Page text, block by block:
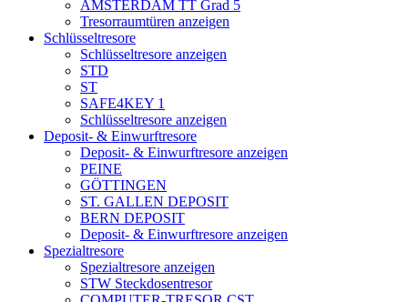
AMSTERDAM TT Grad 5
Tresorraumtüren anzeigen
Schlüsseltresore
Schlüsseltresore anzeigen
STD
ST
SAFE4KEY 1
Schlüsseltresore anzeigen
Deposit- & Einwurftresore
Deposit- & Einwurftresore anzeigen
PEINE
GÖTTINGEN
ST. GALLEN DEPOSIT
BERN DEPOSIT
Deposit- & Einwurftresore anzeigen
Spezialtresore
Spezialtresore anzeigen
STW Steckdosentresor